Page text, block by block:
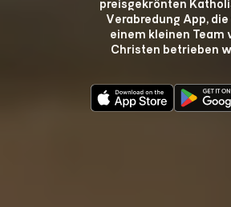
Verabredung App, die
einem kleinen Team
Christen betrieben